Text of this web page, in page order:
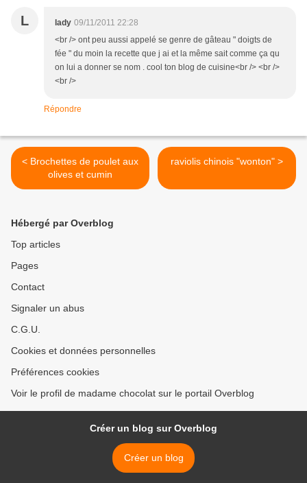
L lady 09/11/2011 22:28
<br /> ont peu aussi appelé se genre de gâteau " doigts de
fée " du moin la recette que j ai et la même sait comme ça qu
on lui a donner se nom . cool ton blog de cuisine<br /> <br />
<br />
Répondre
< Brochettes de poulet aux
olives et cumin
raviolis chinois "wonton" >
Hébergé par Overblog
Top articles
Pages
Contact
Signaler un abus
C.G.U.
Cookies et données personnelles
Préférences cookies
Voir le profil de madame chocolat sur le portail Overblog
Créer un blog sur Overblog
Créer un blog